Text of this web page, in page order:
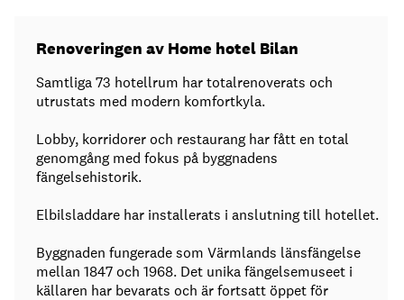
Renoveringen av Home hotel Bilan
Samtliga 73 hotellrum har totalrenoverats och
utrustats med modern komfortkyla.
Lobby, korridorer och restaurang har fått en total
genomgång med fokus på byggnadens
fängelsehistorik.
Elbilsladdare har installerats i anslutning till hotellet.
Byggnaden fungerade som Värmlands länsfängelse
mellan 1847 och 1968. Det unika fängelsemuseet i
källaren har bevarats och är fortsatt öppet för